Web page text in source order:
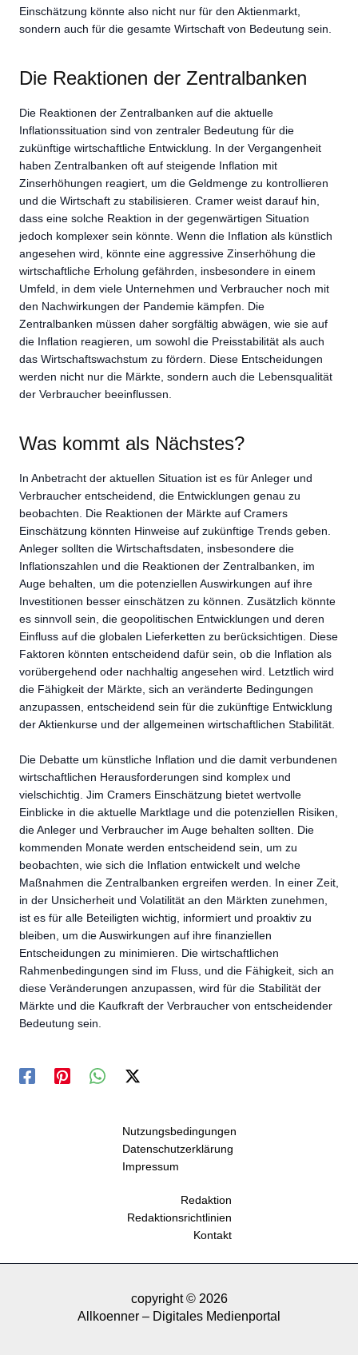
Einschätzung könnte also nicht nur für den Aktienmarkt,
sondern auch für die gesamte Wirtschaft von Bedeutung sein.
Die Reaktionen der Zentralbanken
Die Reaktionen der Zentralbanken auf die aktuelle
Inflationssituation sind von zentraler Bedeutung für die
zukünftige wirtschaftliche Entwicklung. In der Vergangenheit
haben Zentralbanken oft auf steigende Inflation mit
Zinserhöhungen reagiert, um die Geldmenge zu kontrollieren
und die Wirtschaft zu stabilisieren. Cramer weist darauf hin,
dass eine solche Reaktion in der gegenwärtigen Situation
jedoch komplexer sein könnte. Wenn die Inflation als künstlich
angesehen wird, könnte eine aggressive Zinserhöhung die
wirtschaftliche Erholung gefährden, insbesondere in einem
Umfeld, in dem viele Unternehmen und Verbraucher noch mit
den Nachwirkungen der Pandemie kämpfen. Die
Zentralbanken müssen daher sorgfältig abwägen, wie sie auf
die Inflation reagieren, um sowohl die Preisstabilität als auch
das Wirtschaftswachstum zu fördern. Diese Entscheidungen
werden nicht nur die Märkte, sondern auch die Lebensqualität
der Verbraucher beeinflussen.
Was kommt als Nächstes?
In Anbetracht der aktuellen Situation ist es für Anleger und
Verbraucher entscheidend, die Entwicklungen genau zu
beobachten. Die Reaktionen der Märkte auf Cramers
Einschätzung könnten Hinweise auf zukünftige Trends geben.
Anleger sollten die Wirtschaftsdaten, insbesondere die
Inflationszahlen und die Reaktionen der Zentralbanken, im
Auge behalten, um die potenziellen Auswirkungen auf ihre
Investitionen besser einschätzen zu können. Zusätzlich könnte
es sinnvoll sein, die geopolitischen Entwicklungen und deren
Einfluss auf die globalen Lieferketten zu berücksichtigen. Diese
Faktoren könnten entscheidend dafür sein, ob die Inflation als
vorübergehend oder nachhaltig angesehen wird. Letztlich wird
die Fähigkeit der Märkte, sich an veränderte Bedingungen
anzupassen, entscheidend sein für die zukünftige Entwicklung
der Aktienkurse und der allgemeinen wirtschaftlichen Stabilität.
Die Debatte um künstliche Inflation und die damit verbundenen
wirtschaftlichen Herausforderungen sind komplex und
vielschichtig. Jim Cramers Einschätzung bietet wertvolle
Einblicke in die aktuelle Marktlage und die potenziellen Risiken,
die Anleger und Verbraucher im Auge behalten sollten. Die
kommenden Monate werden entscheidend sein, um zu
beobachten, wie sich die Inflation entwickelt und welche
Maßnahmen die Zentralbanken ergreifen werden. In einer Zeit,
in der Unsicherheit und Volatilität an den Märkten zunehmen,
ist es für alle Beteiligten wichtig, informiert und proaktiv zu
bleiben, um die Auswirkungen auf ihre finanziellen
Entscheidungen zu minimieren. Die wirtschaftlichen
Rahmenbedingungen sind im Fluss, und die Fähigkeit, sich an
diese Veränderungen anzupassen, wird für die Stabilität der
Märkte und die Kaufkraft der Verbraucher von entscheidender
Bedeutung sein.
Nutzungsbedingungen
Datenschutzerklärung
Impressum
Redaktion
Redaktionsrichtlinien
Kontakt
copyright © 2026
Allkoenner – Digitales Medienportal